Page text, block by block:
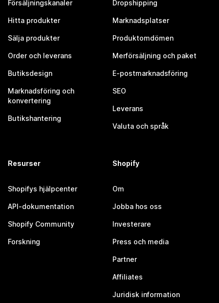
Försäljningskanaler
Hitta produkter
Sälja produkter
Order och leverans
Butiksdesign
Marknadsföring och
konvertering
Butikshantering
Dropshipping
Marknadsplatser
Produktomdömen
Merförsäljning och paket
E-postmarknadsföring
SEO
Leverans
Valuta och språk
Resurser
Shopifys hjälpcenter
API-dokumentation
Shopify Community
Forskning
Shopify
Om
Jobba hos oss
Investerare
Press och media
Partner
Affiliates
Juridisk information